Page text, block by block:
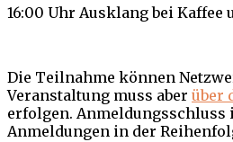
16:00 Uhr Ausklang bei Kaffee
Die Teilnahme können
Veranstaltung muss aber über
erfolgen. Anmeldungsschluss
Anmeldungen in der